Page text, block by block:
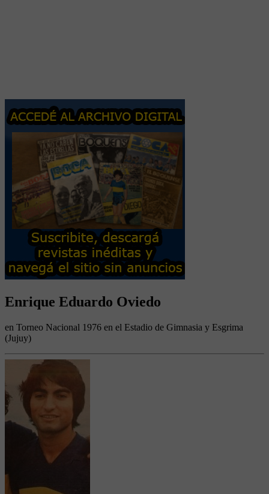
Enrique Eduardo Oviedo
en Torneo Nacional 1976 en el Estadio de Gimnasia y Esgrima
(Jujuy)